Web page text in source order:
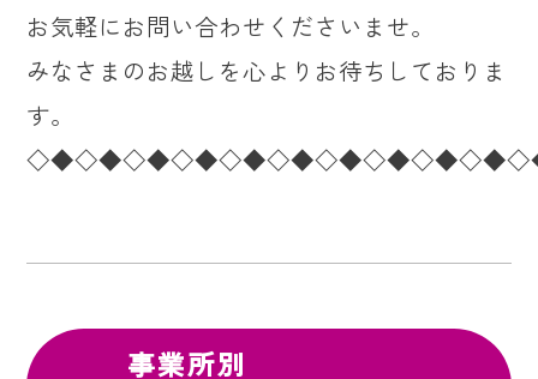
お気軽にお問い合わせくださいませ。
みなさまのお越しを心よりお待ちしておりま
す。
事業所別